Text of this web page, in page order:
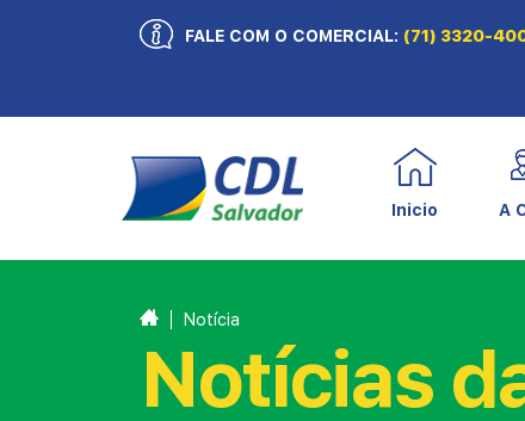
FALE COM O COMERCIAL: (71) 3320-
Inicio A
Notícia
Notícias